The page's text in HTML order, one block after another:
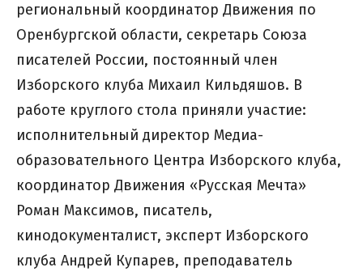
региональный координатор Движения по
Оренбургской области, секретарь Союза
писателей России, постоянный член
Изборского клуба Михаил Кильдяшов. В
работе круглого стола приняли участие:
исполнительный директор Медиа-
образовательного Центра Изборского клуба,
координатор Движения «Русская Мечта»
Роман Максимов, писатель,
кинодокументалист, эксперт Изборского
клуба Андрей Купарев, преподаватель